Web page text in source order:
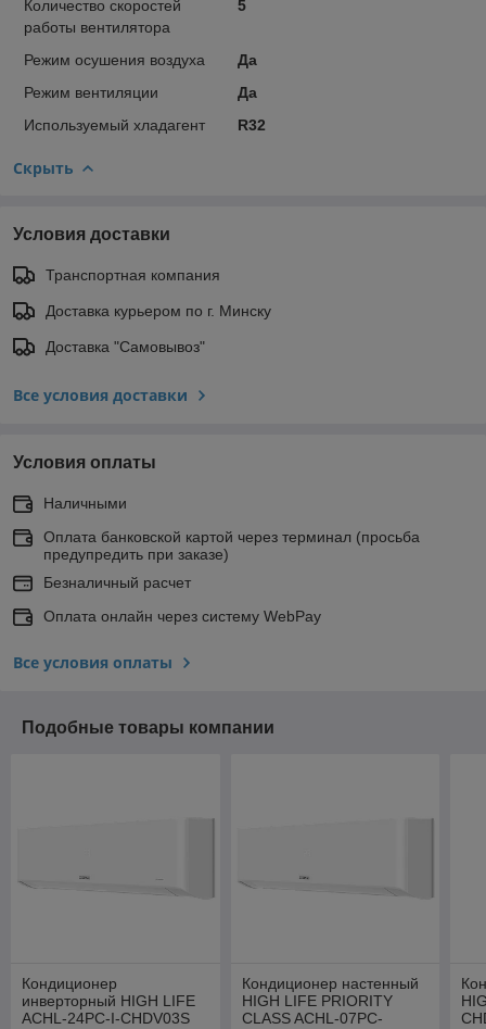
Количество скоростей
работы вентилятора
5
Режим осушения воздуха
Да
Режим вентиляции
Да
Используемый хладагент
R32
Скрыть
Условия доставки
Транспортная компания
Доставка курьером по г. Минску
Доставка "Самовывоз"
Все условия доставки
Условия оплаты
Наличными
Оплата банковской картой через терминал (просьба
предупредить при заказе)
Безналичный расчет
Оплата онлайн через систему WebPay
Все условия оплаты
Подобные товары компании
Кондиционер
инверторный HIGH LIFE
ACHL-24PC-I-CHDV03S
Кондиционер настенный
HIGH LIFE PRIORITY
CLASS ACHL-07PC-